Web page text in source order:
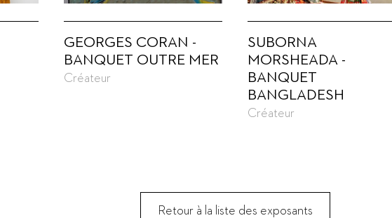
GEORGES CORAN -
BANQUET OUTRE MER
Créateur
SUBORNA
MORSHEADA -
BANQUET
BANGLADESH
Créateur
Retour à la liste des exposants